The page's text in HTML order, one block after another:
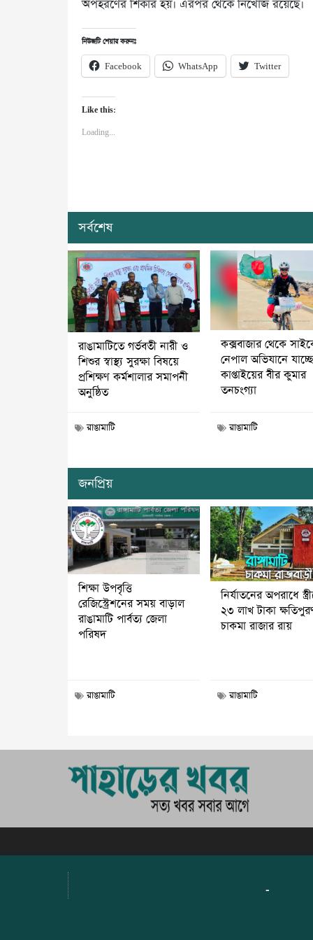
অপহরণের শিকার হয়। এরপর থেকে নিখোঁজ রয়েছে।
নিউজটি শেয়ার করুনঃ
Facebook WhatsApp Twitter
Like this:
Loading...
সর্বশেষ
রাঙামাটিতে গর্ভবতী নারী ও
শিশুর স্বাস্থ্য সুরক্ষা বিষয়ে
প্রশিক্ষণ কর্মশালার সমাপনী
অনুষ্ঠিত
রাঙামাটি
কক্সবাজার থেকে
নেপাল অভিযানে
কাপ্তাইয়ের বীর কুমার
তনচংগ্যা
রাঙামাটি
জনপ্রিয়
শিক্ষা উপবৃত্তি
রেজিস্ট্রেশনের সময় বাড়াল
রাঙামাটি পার্বত্য জেলা
পরিষদ
রাঙামাটি
নির্যাতনের অপরাধে
২৩ লাখ টাকা
চাকমা রাজার রায়
রাঙামাটি
-